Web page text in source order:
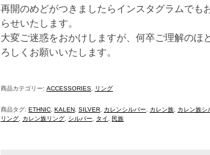
再開のめどがつきましたらインスタグラムでも
らせいたします。
大変ご迷惑をおかけしますが、何卒ご理解のほ
ろしくお願いいたします。
商品カテゴリー: ACCESSORIES リング
商品タグ: ETHNIC KALEN SILVER カレンシルバー カレン族
カレン族シ
リング
カレン族リング シルバー タイ 民族